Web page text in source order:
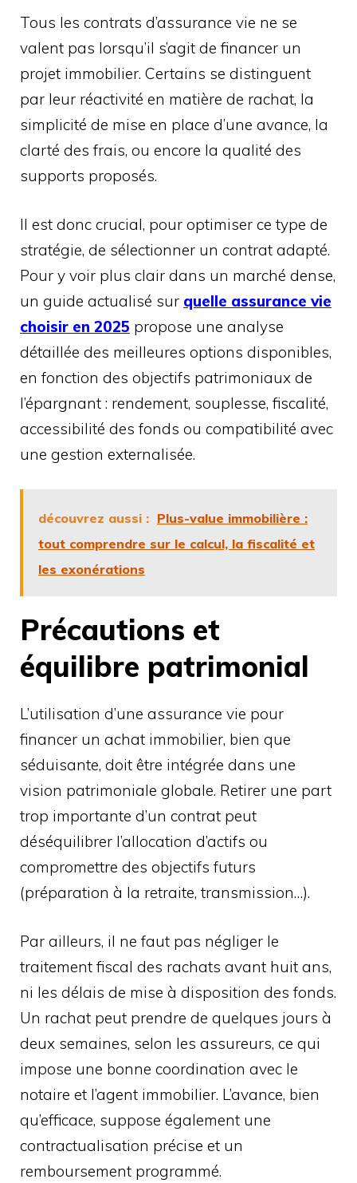
Tous les contrats d’assurance vie ne se
valent pas lorsqu’il s’agit de financer un
projet immobilier. Certains se distinguent
par leur réactivité en matière de rachat, la
simplicité de mise en place d’une avance, la
clarté des frais, ou encore la qualité des
supports proposés.
Il est donc crucial, pour optimiser ce type de
stratégie, de sélectionner un contrat adapté.
Pour y voir plus clair dans un marché dense,
un guide actualisé sur quelle assurance vie
choisir en 2025 propose une analyse
détaillée des meilleures options disponibles,
en fonction des objectifs patrimoniaux de
l’épargnant : rendement, souplesse, fiscalité,
accessibilité des fonds ou compatibilité avec
une gestion externalisée.
découvrez aussi : Plus-value immobilière :
tout comprendre sur le calcul, la fiscalité et
les exonérations
Précautions et
équilibre patrimonial
L’utilisation d’une assurance vie pour
financer un achat immobilier, bien que
séduisante, doit être intégrée dans une
vision patrimoniale globale. Retirer une part
trop importante d’un contrat peut
déséquilibrer l’allocation d’actifs ou
compromettre des objectifs futurs
(préparation à la retraite, transmission…).
Par ailleurs, il ne faut pas négliger le
traitement fiscal des rachats avant huit ans,
ni les délais de mise à disposition des fonds.
Un rachat peut prendre de quelques jours à
deux semaines, selon les assureurs, ce qui
impose une bonne coordination avec le
notaire et l’agent immobilier. L’avance, bien
qu’efficace, suppose également une
contractualisation précise et un
remboursement programmé.